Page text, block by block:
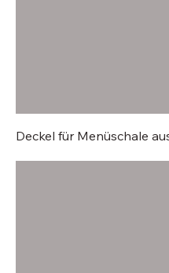
Deckel für Menüschale